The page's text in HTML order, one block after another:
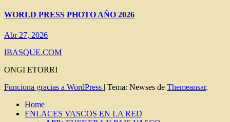
WORLD PRESS PHOTO AÑO 2026
Abr 27, 2026
IBASQUE.COM
ONGI ETORRI
Funciona gracias a WordPress | Tema: Newses de Themeansar.
Home
ENLACES VASCOS EN LA RED